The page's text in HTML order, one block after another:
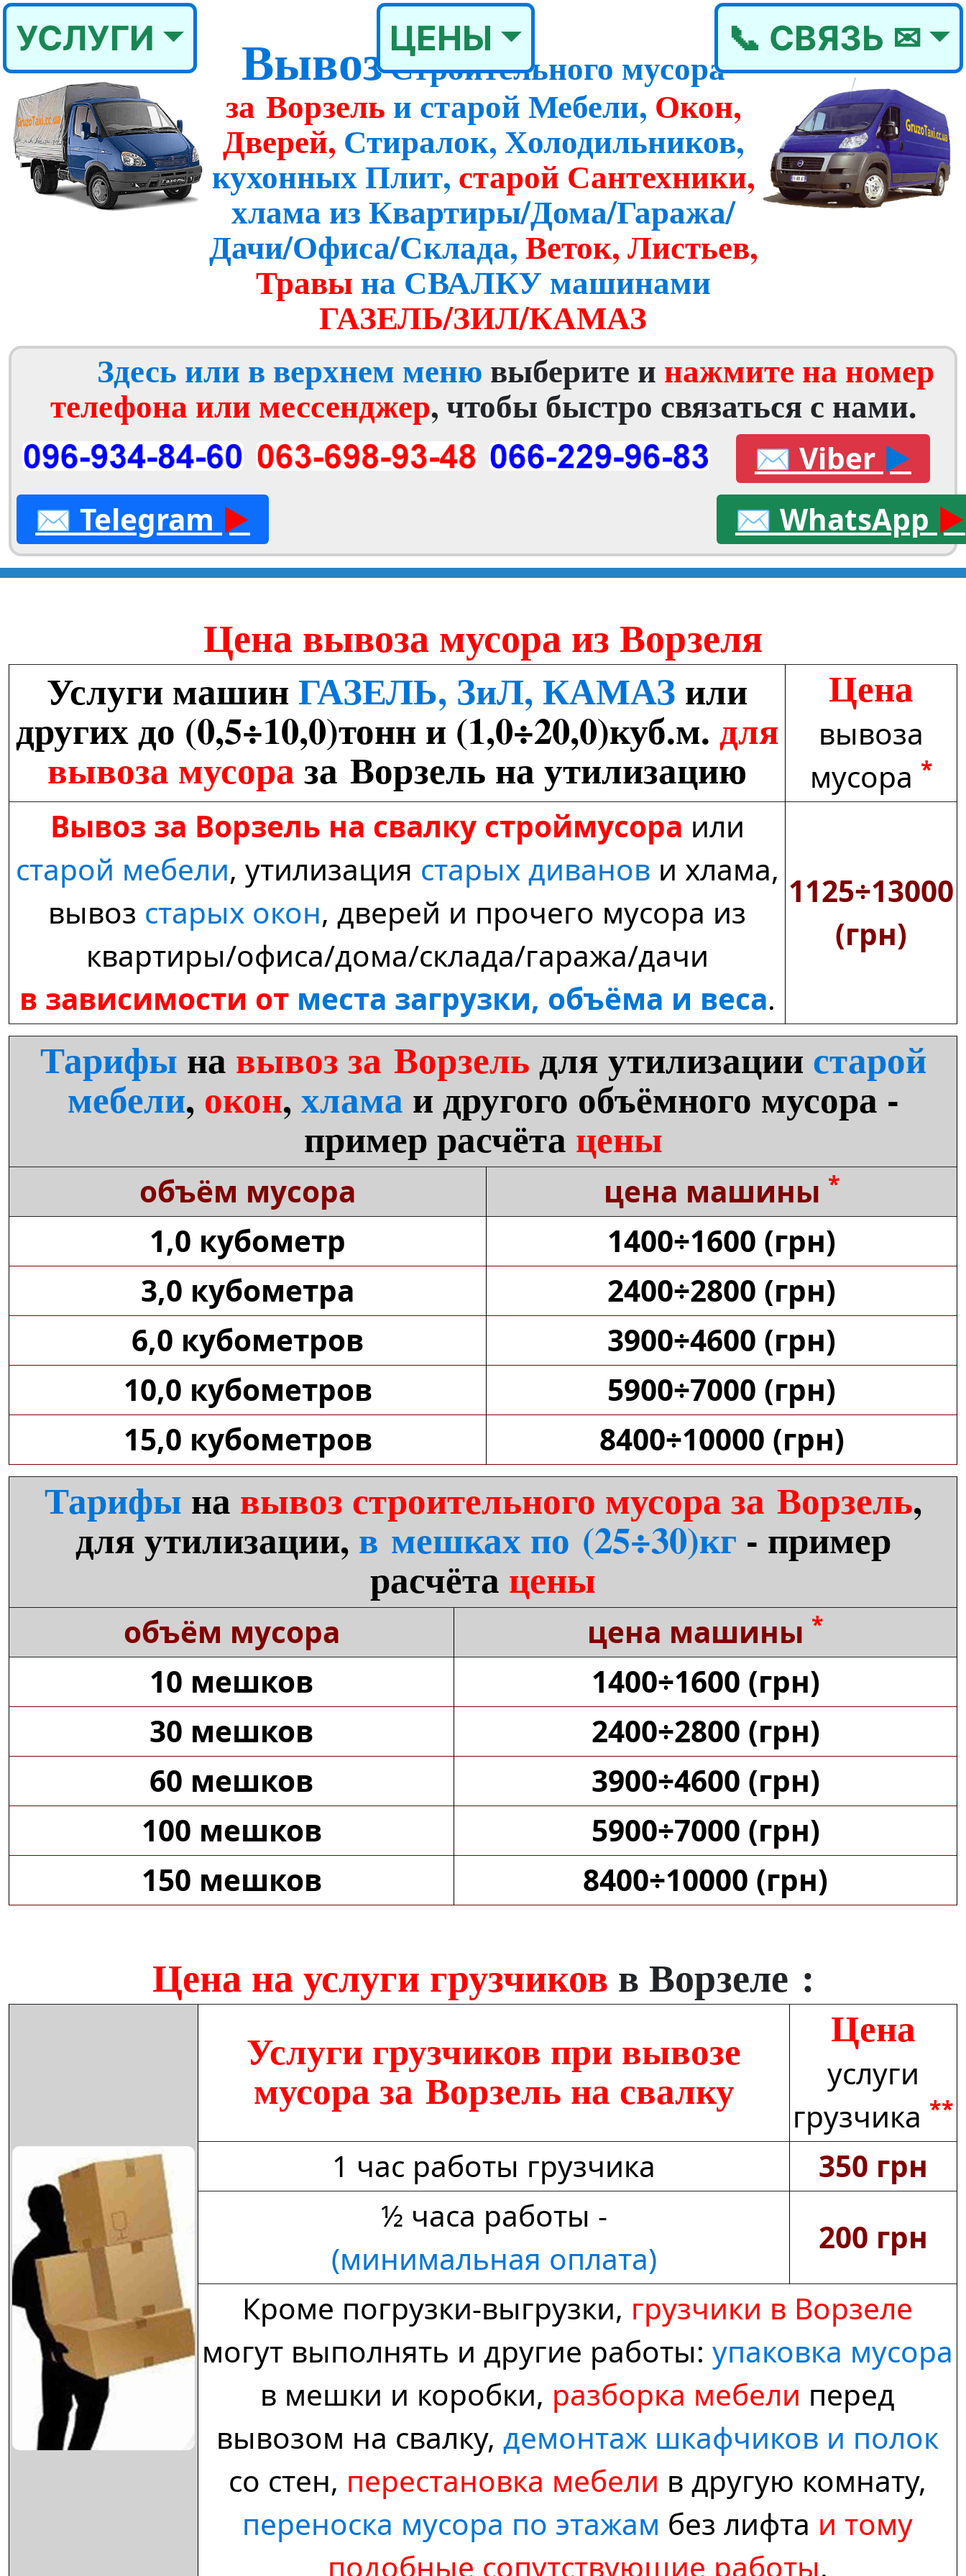
УСЛУГИ ЦЕНЫ 📞 СВЯЗЬ ✉
ВывозСтроительного мусора
за Ворзель и старой Мебели, Окон,
Дверей, Стиралок, Холодильников,
кухонных Плит, старой Сантехники,
хлама из Квартиры/Дома/Гаража/
Дачи/Офиса/Склада,Веток, Листьев,
Травы на СВАЛКУ машинами
ГАЗЕЛЬ/ЗИЛ/КАМАЗ
Здесь или в верхнем меню выберите и нажмите на номер
телефона или мессенджер, чтобы быстро связаться с нами.
✉ Viber ►
✉ Telegram ► ✉ WhatsApp ►
Цена вывоза мусора из Ворзеля
Услуги машин ГАЗЕЛЬ, ЗиЛ, КАМАЗ или
других до (0,5÷10,0)тонн и (1,0÷20,0)куб.м. для
вывоза мусораза Ворзель на утилизацию
Цена
вывоза
мусора *
Вывоз за Ворзель на свалку строймусора или
старой мебели, утилизация старых диванов и хлама,
вывоз старых окон, дверей и прочего мусора из
квартиры/офиса/дома/склада/гаража/дачи
в зависимости от места загрузки, объёма и веса.
1125÷13000
(грн)
Тарифы на вывоз за Ворзельдля утилизации старой
мебели, окон,хлама и другого объёмного мусора -
пример расчёта цены
объём мусора цена машины *
1,0 кубометр
1400÷1600 (грн)
3,0 кубометра
2400÷2800 (грн)
6,0 кубометров
3900÷4600 (грн)
10,0 кубометров
5900÷7000 (грн)
15,0 кубометров
8400÷10000 (грн)
Тарифы на вывоз строительного мусора за Ворзель,
для утилизации, в мешках по (25÷30)кг - пример
расчёта цены
объём мусора цена машины *
10 мешков
1400÷1600 (грн)
30 мешков
2400÷2800 (грн)
60 мешков
3900÷4600 (грн)
100 мешков
5900÷7000 (грн)
150 мешков
8400÷10000 (грн)
Цена на услуги грузчиков в Ворзеле :
Услуги грузчиков при вывозе
мусора за Ворзель на свалку
Цена
услуги
грузчика **
1 час работы грузчика
350 грн
½ часа работы -
(минимальная оплата)
200 грн
Кроме погрузки-выгрузки, грузчики в Ворзеле
могут выполнять и другие работы: упаковка мусора
в мешки и коробки, разборка мебели перед
вывозом на свалку, демонтаж шкафчиков и полок
со стен, перестановка мебели в другую комнату,
переноска мусора по этажам без лифта и тому
подобные сопутствующие работы.